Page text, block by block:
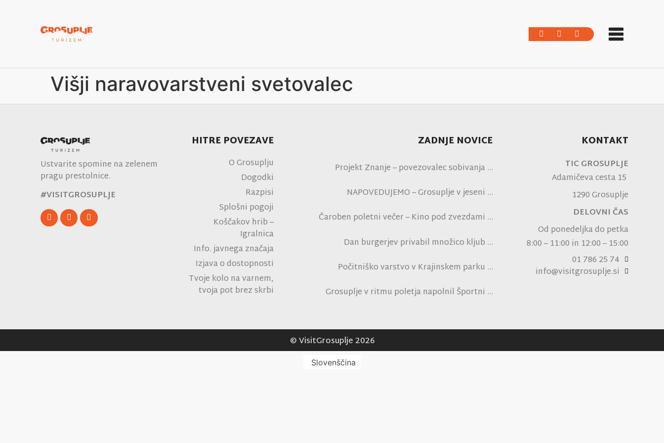
Višji naravovarstveni svetovalec
Ustvarite spomine na zelenem
pragu prestolnice.
#VISITGROSUPLJE
HITRE POVEZAVE
O Grosuplju
Dogodki
Razpisi
Splošni pogoji
Koščakov hrib –
Igralnica
Info. javnega značaja
Izjava o dostopnosti
Tvoje kolo na varnem,
tvoja pot brez skrbi
ZADNJE NOVICE
Projekt Znanje – povezovalec sobivanja
NAPOVEDUJEMO – Grosuplje v jeseni
Čaroben poletni večer – Kino pod zvezdami
Dan burgerjev privabil množico kljub
Počitniško varstvo v Krajinskem parku
Grosuplje v ritmu poletja napolnil Športni
KONTAKT
TIC GROSUPLJE
Adamičeva cesta 15
1290 Grosuplje
DELOVNI ČAS
Od ponedeljka do petka
8:00 – 11:00 in 12:00 – 15:00
01 786 25 74
info@visitgrosuplje.si
© VisitGrosuplje 2026
Slovenščina